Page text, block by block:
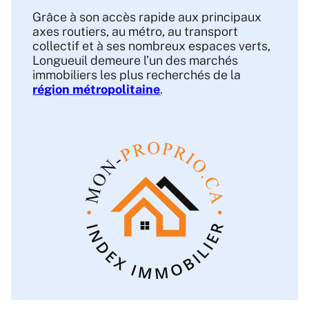
Grâce à son accès rapide aux principaux
axes routiers, au métro, au transport
collectif et à ses nombreux espaces verts,
Longueuil demeure l’un des marchés
immobiliers les plus recherchés de la
région métropolitaine.